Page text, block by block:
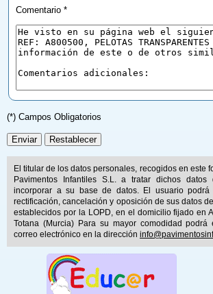
Comentario *
(*) Campos Obligatorios
El titular de los datos personales, recogidos en este
Pavimentos Infantiles S.L. a tratar dichos
incorporar a su base de datos. El usuario
rectificación, cancelación y oposición de sus datos
establecidos por la LOPD, en el domicilio fijado en
Totana (Murcia) Para su mayor comodidad
correo electrónico en la dirección